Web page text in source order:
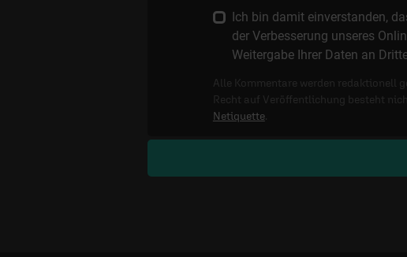
Ich bin damit einverstanden,
der Verbesserung unseres
Weitergabe Ihrer Daten an
Alle Kommentare werden redaktionell
Recht auf Veröffentlichung besteht
Netiquette.